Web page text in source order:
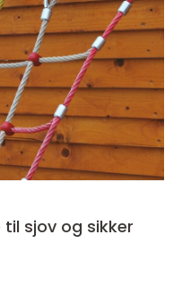
sjov og sikker